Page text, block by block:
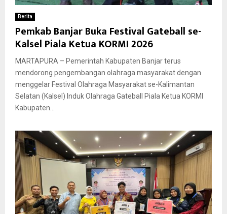
Berita
Pemkab Banjar Buka Festival Gateball se-
Kalsel Piala Ketua KORMI 2026
MARTAPURA – Pemerintah Kabupaten Banjar terus
mendorong pengembangan olahraga masyarakat dengan
menggelar Festival Olahraga Masyarakat se-Kalimantan
Selatan (Kalsel) Induk Olahraga Gateball Piala Ketua KORMI
Kabupaten...